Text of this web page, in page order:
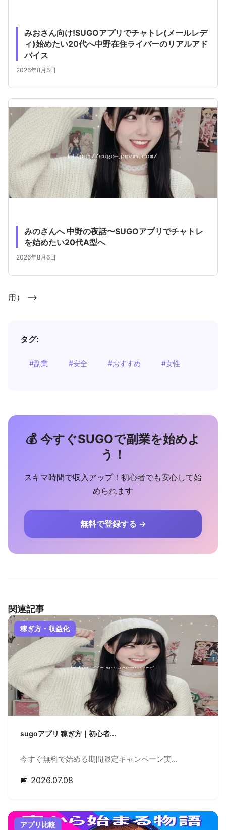
みおさん向け!SUGOアプリでチャトレ(メールレデ
ィ)始めたい20代へ中野在住ライバーのリアルアド
バイス
2026年8月6日
みのさんへ 中野の夜話〜SUGOアプリでチャトレ
を始めたい20代A型へ
2026年8月6日
用） -->
タグ:
#副業 #安全 #おすすめ #女性
💰 今すぐSUGOで副業を始めよ
う！
スキマ時間で収入アップ！初心者でも安心して始
められます
無料で登録する →
関連記事
稼ぎ方・収益化
sugoアプリ 稼ぎ方｜初心者...
今すぐ無料で始める期間限定キャンペーン実...
📅 2026.07.08
アプリ比較